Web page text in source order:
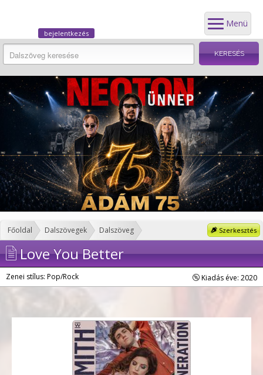
Menü
bejelentkezés
Szerkesztés
Főoldal Dalszövegek Dalszöveg
Love You Better
Zenei stílus: Pop/Rock Kiadás éve: 2020